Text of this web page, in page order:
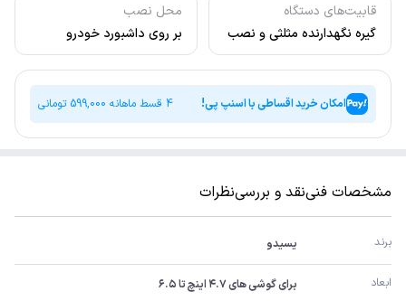
قابیت‌های دستگاه
گیره نگهدارنده مثلثی و نصب
آسان قابلیت چرخش 360
درجه سیستم شارژ وایرلس
محل نصب
بر روی داشبورد خودرو
امکان خرید اقساطی با اسنپ پی! 4 قسط ماهانه 599,000 تومانی
مشخصات فنینقد و بررسینظرات
برند یسیدو
ابعاد برای گوشی های ۴.۷ اینچ تا ۶.۵